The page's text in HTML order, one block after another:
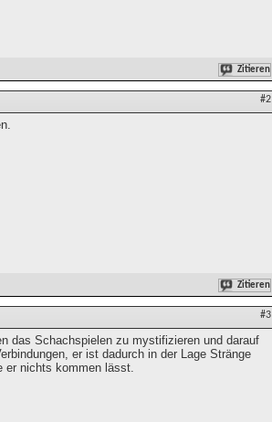
Zitieren
#2
Zitieren
#3
das Schachspielen zu mystifizieren und darauf
er ist dadurch in der Lage Stränge
er nichts kommen lässt.